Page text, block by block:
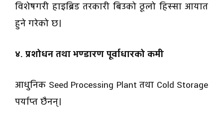
विशेषगरी हाइब्रिड तरकारी बिउको ठूलो हिस्सा आयात
हुने गरेको छ।
४. प्रशोधन तथा भण्डारण पूर्वाधारको कमी
आधुनिक Seed Processing Plant तथा Cold Storage
पर्याप्त छैनन्।